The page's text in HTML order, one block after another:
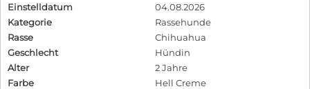
Einstelldatum
04.08.2026
Kategorie
Rassehunde
Rasse
Chihuahua
Geschlecht
Hündin
Alter
2 Jahre
Farbe
Hell Creme